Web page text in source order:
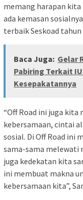
memang harapan
ada kemasan
terbaik Seskoad tahun
Baca Juga: Gelar
Pabiring Terkait
Kesepakatannya
“Off Road ini juga
kebersamaan, cintai
sosial. Di Off Road ini
sama-sama melewati
juga kedekatan kita
ini membuat makna
kebersamaan kita”,